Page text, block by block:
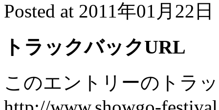
Posted at 2011年01月22
トラックバックURL
このエントリーのトラ